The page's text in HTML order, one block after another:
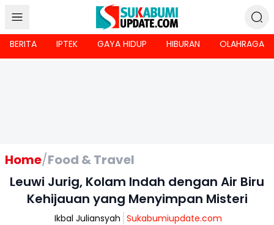
BERITA IPTEK GAYA HIDUP HIBURAN OLAHRAGA
Home/Food & Travel
Leuwi Jurig, Kolam Indah dengan Air Biru
Kehijauan yang Menyimpan Misteri
Ikbal Juliansyah Sukabumiupdate.com